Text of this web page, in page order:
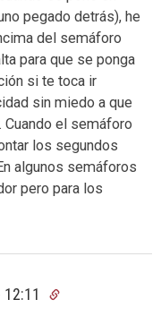
pegado detrás), he
del semáforo
para que se ponga
si te toca ir
sin miedo a que
Cuando el semáforo
los segundos
algunos semáforos
pero para los